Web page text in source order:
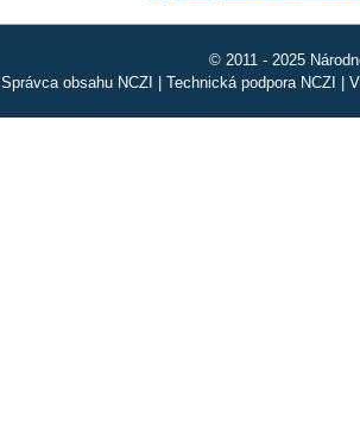
© 2011 - 2025
Správca obsahu NCZI Technická podpora NCZI